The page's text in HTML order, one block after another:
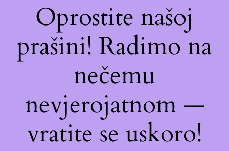
Oprostite našoj
prašini! Radimo na
nečemu
nevjerojatnom —
vratite se uskoro!